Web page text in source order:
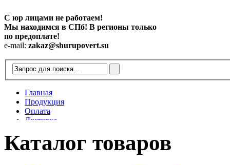
С юр лицами не работаем!
Мы находимся в СПб! В регионы только
по предоплате!
e-mail: zakaz@shurupovert.su
Главная
Продукция
Оплата
Доставка
Статьи
Каталог товаров